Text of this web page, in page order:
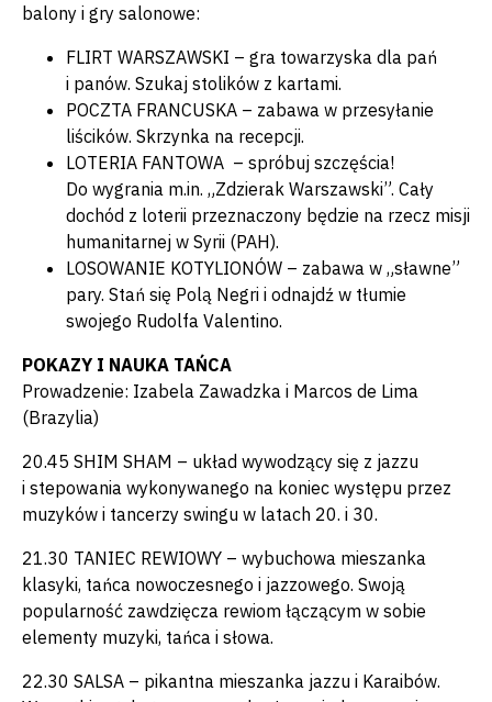
balony i gry salonowe:
FLIRT WARSZAWSKI – gra towarzyska dla pań
i panów. Szukaj stolików z kartami.
POCZTA FRANCUSKA – zabawa w przesyłanie
liścików. Skrzynka na recepcji.
LOTERIA FANTOWA – spróbuj szczęścia!
Do wygrania m.in. „Zdzierak Warszawski”. Cały
dochód z loterii przeznaczony będzie na rzecz misji
humanitarnej w Syrii (PAH).
LOSOWANIE KOTYLIONÓW – zabawa w „sławne”
pary. Stań się Polą Negri i odnajdź w tłumie
swojego Rudolfa Valentino.
POKAZY I NAUKA TAŃCA
Prowadzenie: Izabela Zawadzka i Marcos de Lima
(Brazylia)
20.45 SHIM SHAM – układ wywodzący się z jazzu
i stepowania wykonywanego na koniec występu przez
muzyków i tancerzy swingu w latach 20. i 30.
21.30 TANIEC REWIOWY – wybuchowa mieszanka
klasyki, tańca nowoczesnego i jazzowego. Swoją
popularność zawdzięcza rewiom łączącym w sobie
elementy muzyki, tańca i słowa.
22.30 SALSA – pikantna mieszanka jazzu i Karaibów.